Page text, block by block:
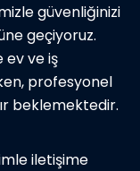
güvenliğinizi
geçiyoruz.
ev ve iş
profesyonel
beklemektedir.
iletişime